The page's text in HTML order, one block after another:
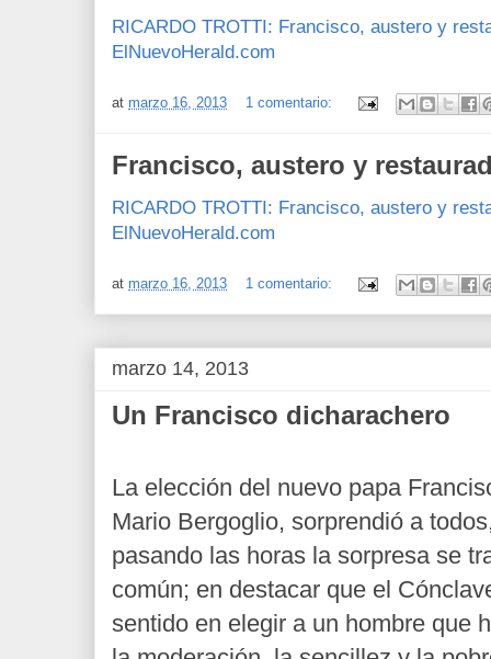
RICARDO TROTTI: Francisco, austero y
ElNuevoHerald.com
at marzo 16, 2013 1 comentario:
Francisco, austero y
RICARDO TROTTI: Francisco, austero y
ElNuevoHerald.com
at marzo 16, 2013 1 comentario:
marzo 14, 2013
Un Francisco dicharachero
La elección del nuevo papa
Mario Bergoglio, sorprendió a
pasando las horas la sorpresa se
común; en destacar que el
sentido en elegir a un hombre que